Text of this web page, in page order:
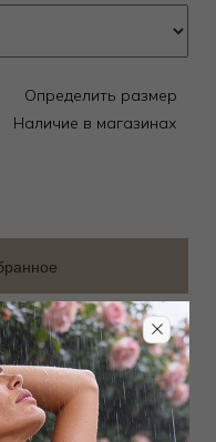
Определить размер
Наличие в магазинах
магазине